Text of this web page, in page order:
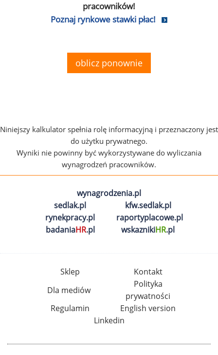
pracowników!
Poznaj rynkowe stawki płac!
oblicz ponownie
Niniejszy kalkulator spełnia rolę informacyjną i przeznaczony jest
do użytku prywatnego.
Wyniki nie powinny być wykorzystywane do wyliczania
wynagrodzeń pracowników.
wynagrodzenia.pl
sedlak.pl
kfw.sedlak.pl
rynekpracy.pl
raportyplacowe.pl
badaniaHR.pl wskaznikiHR.pl
Sklep
Kontakt
Dla mediów
Polityka
prywatności
Regulamin
English version
Linkedin